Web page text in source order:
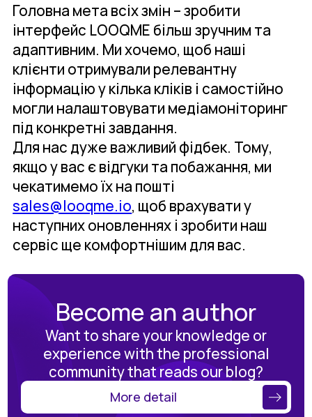
Головна мета всіх змін – зробити
інтерфейс LOOQME більш зручним та
адаптивним. Ми хочемо, щоб наші
клієнти отримували релевантну
інформацію у кілька кліків і самостійно
могли налаштовувати медіамоніторинг
під конкретні завдання.
Для нас дуже важливий фідбек. Тому,
якщо у вас є відгуки та побажання, ми
чекатимемо їх на пошті
sales@looqme.io, щоб врахувати у
наступних оновленнях і зробити наш
сервіс ще комфортнішим для вас.
Become an author
Want to share your knowledge or
experience with the professional
community that reads our blog?
More detail